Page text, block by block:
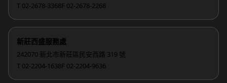
T 02-2678-3368F 02-2678-2268
新莊西盛服務處
242070 新北市新莊區民安西路 319 號
T 02-2204-1638F 02-2204-9636